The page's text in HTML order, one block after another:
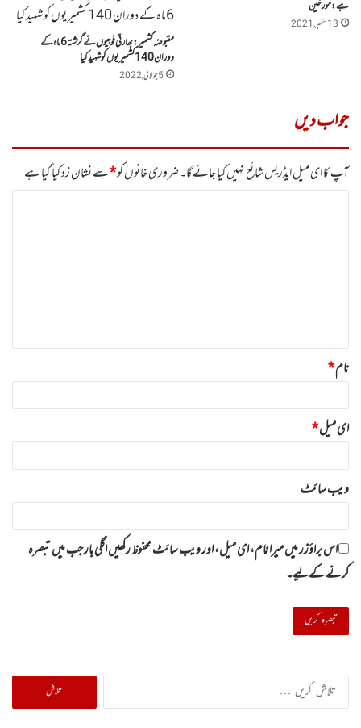
ہے: مورخین
13 ستمبر, 2021
مقبوضہ کشمیر:بھارتی فوجیوں نے گزشتہ 6ماہ کے
دوران 140 کشمیر یوں کو شہید کیا
5 جولائی, 2022
جواب دیں
آپ کا ای میل ایڈریس شائع نہیں کیا جائے گا۔ضروری خانوں کو*سے نشان زد کیا گیا ہے
نام*
ای میل*
ویب‌ سائٹ
اس براؤزر میں میرا نام، ای میل، اور ویب سائٹ محفوظ رکھیں اگلی بار جب میں تبصرہ
کرنے کےلیے۔
تلاش
کریں